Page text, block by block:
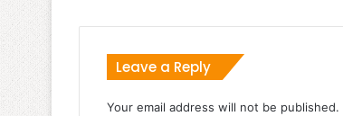
Leave a Reply
Your email address will not be published.